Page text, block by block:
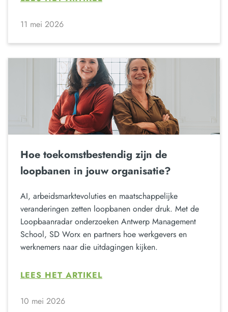
11 mei 2026
Hoe toekomstbestendig zijn de
loopbanen in jouw organisatie?
AI, arbeidsmarktevoluties en maatschappelijke
veranderingen zetten loopbanen onder druk. Met de
Loopbaanradar onderzoeken Antwerp Management
School, SD Worx en partners hoe werkgevers en
werknemers naar die uitdagingen kijken.
LEES HET ARTIKEL
10 mei 2026